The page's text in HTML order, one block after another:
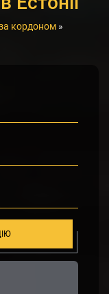
кордоном »